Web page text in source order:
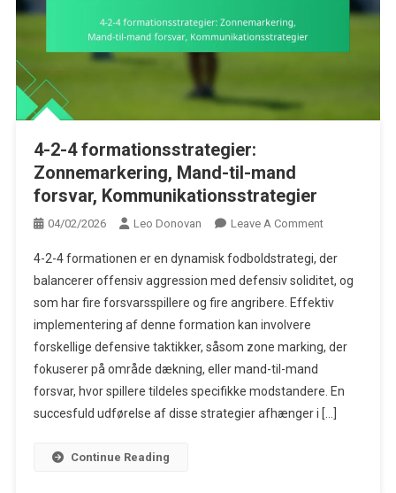
4-2-4 formationsstrategier:
Zonnemarkering, Mand-til-mand
forsvar, Kommunikationsstrategier
04/02/2026 Leo Donovan Leave A CommentOn
2-
4
Mand-
Mand
Forsvar,
4-2-4 formationen er en dynamisk fodboldstrategi, der
balancerer offensiv aggression med defensiv soliditet, og
som har fire forsvarsspillere og fire angribere. Effektiv
implementering af denne formation kan involvere
forskellige defensive taktikker, såsom zone marking, der
fokuserer på område dækning, eller mand-til-mand
forsvar, hvor spillere tildeles specifikke modstandere. En
succesfuld udførelse af disse strategier afhænger i […]
Continue Reading